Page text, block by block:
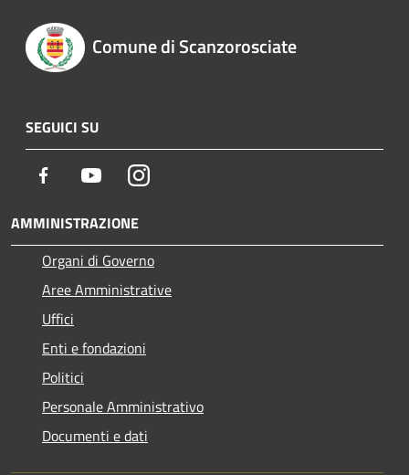
Comune di Scanzorosciate
SEGUICI SU
Facebook YoutubeInstagram
AMMINISTRAZIONE
Organi di Governo
Aree Amministrative
Uffici
Enti e fondazioni
Politici
Personale Amministrativo
Documenti e dati